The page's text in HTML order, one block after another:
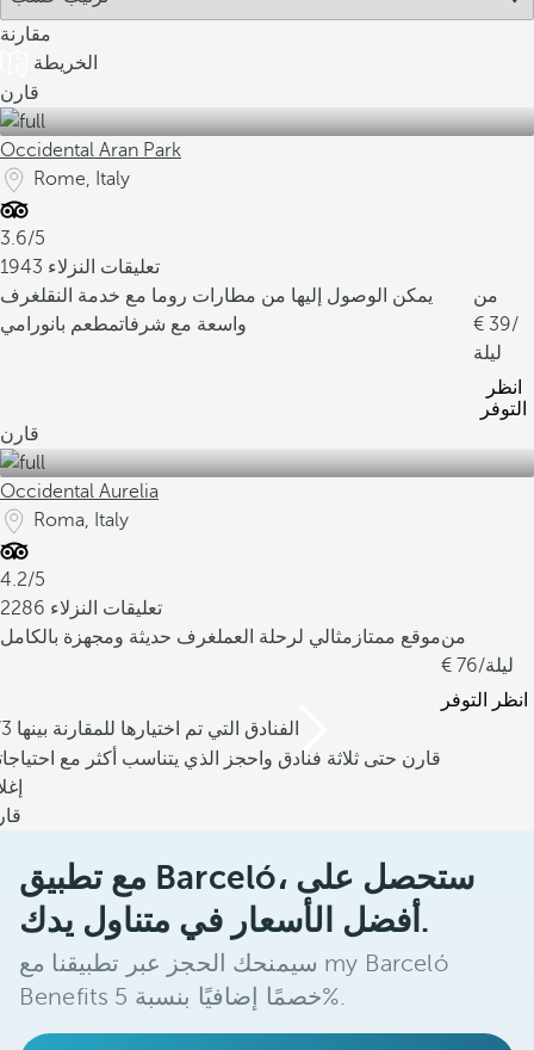
مقارنة
الخريطة
قارن
Occidental Aran Park
Rome, Italy
3.6/5
1943 تعليقات النزلاء
يمكن الوصول إليها من مطارات روما مع خدمة النقلغرف
واسعة مع شرفاتمطعم بانورامي
من
39/
ليلة
انظر
التوفر
قارن
Occidental Aurelia
Roma, Italy
4.2/5
2286 تعليقات النزلاء
موقع ممتاز مثالي لرحلة العملغرف حديثة ومجهزة بالكامل
من
76 /ليلة
انظر التوفر
/3 الفنادق التي تم اختيارها للمقارنة بينها
قارن حتى ثلاثة فنادق واحجز الذي يتناسب أكثر مع
مع تطبيق Barceló، ستحصل على
أفضل الأسعار في متناول يدك.
سيمنحك الحجز عبر تطبيقنا مع my Barceló
Benefits خصمًا إضافيًا بنسبة 5%.